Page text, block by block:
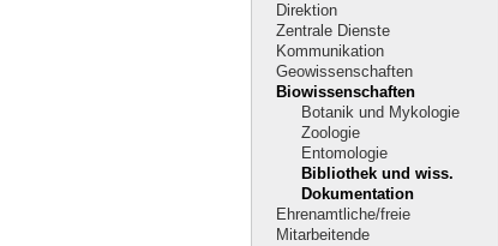
Direktion
Zentrale Dienste
Kommunikation
Geowissenschaften
Biowissenschaften
Botanik und Mykologie
Zoologie
Entomologie
Bibliothek und wiss.
Dokumentation
Ehrenamtliche/freie
Mitarbeitende